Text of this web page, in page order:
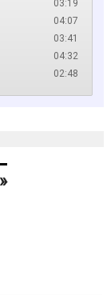
03:19
04:07
03:41
04:32
02:48